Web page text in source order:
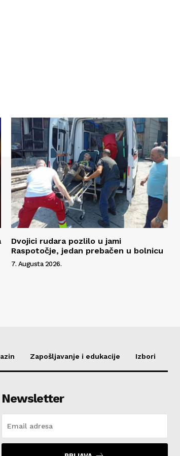
Dvojici rudara pozlilo u jami
Raspotočje, jedan prebačen u bolnicu
7. Augusta 2026.
Zapošljavanje i edukacije Izbori
Newsletter